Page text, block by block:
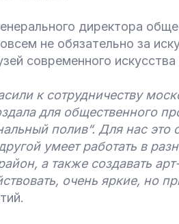
директора
не обязательно за
современного
к сотрудничеству
для общественного
полив“. Для нас это
умеет работать в
а также создавать
очень яркие, но